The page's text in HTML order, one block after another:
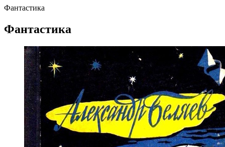
Фантастика
Фантастика